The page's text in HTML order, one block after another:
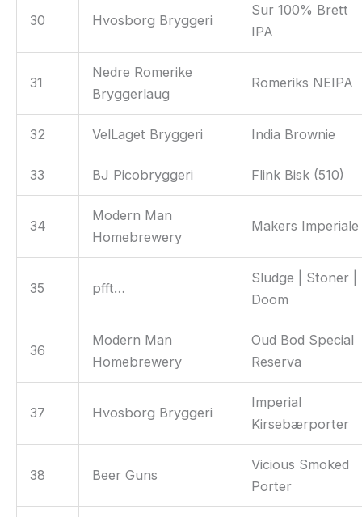
30 Hvosborg Bryggeri
Sur 100% Brett
IPA
31
Nedre Romerike
Bryggerlaug
Romeriks NEIPA
32 VelLaget Bryggeri India Brownie
33 BJ Picobryggeri Flink Bisk (510)
34
Modern Man
Homebrewery
Makers Imperiale
35 pfft…
Sludge | Stoner |
Doom
36
Modern Man
Homebrewery
Oud Bod Special
Reserva
37 Hvosborg Bryggeri
Imperial
Kirsebærporter
38 Beer Guns
Vicious Smoked
Porter